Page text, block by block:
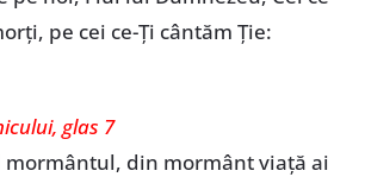
pe cei ce-Ți cântăm Ție:
glas 7
din mormânt viață ai